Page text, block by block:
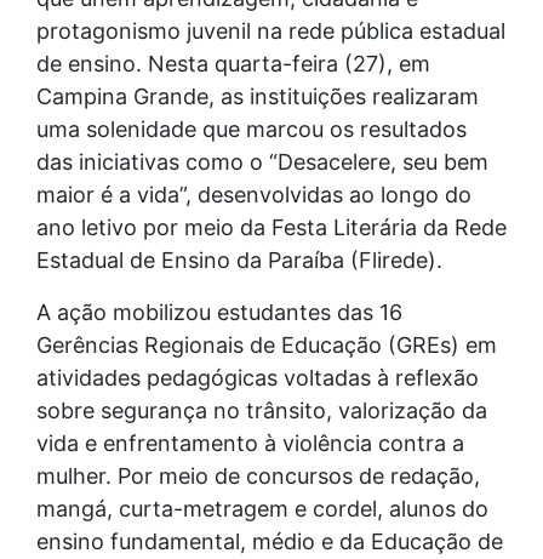
protagonismo juvenil na rede pública estadual
de ensino. Nesta quarta-feira (27), em
Campina Grande, as instituições realizaram
uma solenidade que marcou os resultados
das iniciativas como o “Desacelere, seu bem
maior é a vida”, desenvolvidas ao longo do
ano letivo por meio da Festa Literária da Rede
Estadual de Ensino da Paraíba (Flirede).
A ação mobilizou estudantes das 16
Gerências Regionais de Educação (GREs) em
atividades pedagógicas voltadas à reflexão
sobre segurança no trânsito, valorização da
vida e enfrentamento à violência contra a
mulher. Por meio de concursos de redação,
mangá, curta-metragem e cordel, alunos do
ensino fundamental, médio e da Educação de